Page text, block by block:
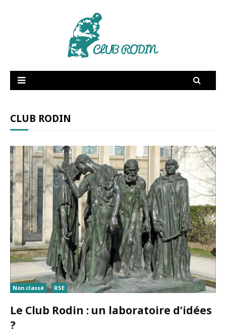
Supply Chain
Dictionnaire amoureux
Publications
Vidéos
Membres
CLUB RODIN
Non classé RSE
Le Club Rodin : un laboratoire d’idées
?